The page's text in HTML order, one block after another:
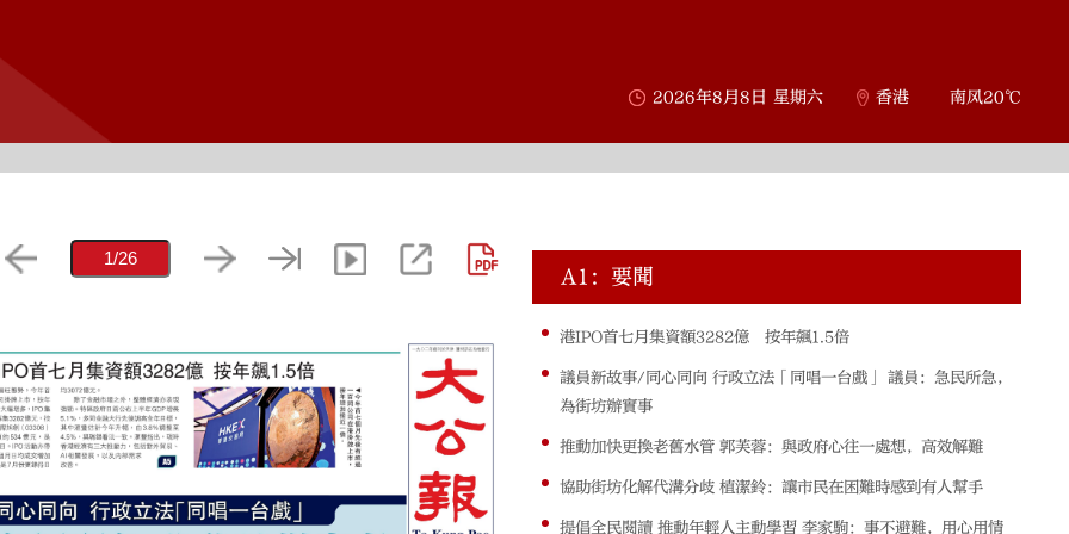
2026年8月8日 星期六 香港 南风20℃
A1：要聞
港IPO首七月集資額3282億 按年飆1.5倍
議員新故事/同心同向 行政立法「同唱一台戲」 議員：急民所急，
為街坊辦實事
推動加快更換老舊水管 郭芙蓉：與政府心往一處想，高效解難
協助街坊化解代溝分歧 植潔鈴：讓市民在困難時感到有人幫手
提倡全民閱讀 推動年輕人主動學習 李家駒：事不避難，用心用情